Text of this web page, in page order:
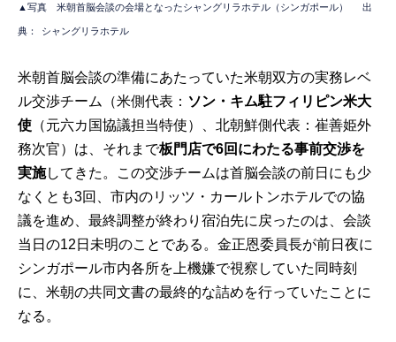
▲写真 米朝首脳会談の会場となったシャングリラホテル（シンガポール） 出
典： シャングリラホテル
米朝首脳会談の準備にあたっていた米朝双方の実務レベ
ル交渉チーム（米側代表： ソン・キム駐フィリピン米大
使 （元六カ国協議担当特使）、北朝鮮側代表：崔善姫外
務次官）は、それまで板門店で6回にわたる事前交渉を
実施してきた。この交渉チームは首脳会談の前日にも少
なくとも3回、市内のリッツ・カールトンホテルでの協
議を進め、最終調整が終わり宿泊先に戻ったのは、会談
当日の12日未明のことである。金正恩委員長が前日夜に
シンガポール市内各所を上機嫌で視察していた同時刻
に、米朝の共同文書の最終的な詰めを行っていたことに
なる。